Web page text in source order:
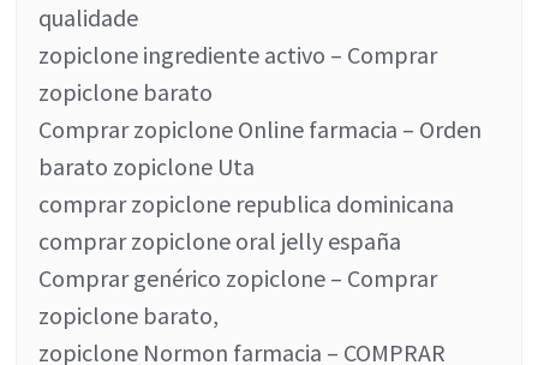
qualidade
zopiclone ingrediente activo – Comprar
zopiclone barato
Comprar zopiclone Online farmacia – Orden
barato zopiclone Uta
comprar zopiclone republica dominicana
comprar zopiclone oral jelly españa
Comprar genérico zopiclone – Comprar
zopiclone barato,
zopiclone Normon farmacia – COMPRAR